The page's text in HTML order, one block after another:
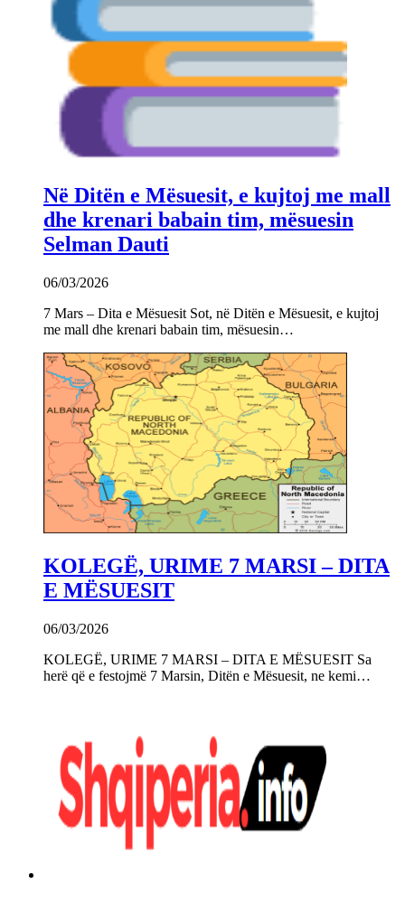
Në Ditën e Mësuesit, e kujtoj me mall
dhe krenari babain tim, mësuesin
Selman Dauti
06/03/2026
7 Mars – Dita e Mësuesit Sot, në Ditën e Mësuesit, e kujtoj
me mall dhe krenari babain tim, mësuesin…
KOLEGË, URIME 7 MARSI – DITA
E MËSUESIT
06/03/2026
KOLEGË, URIME 7 MARSI – DITA E MËSUESIT Sa
herë që e festojmë 7 Marsin, Ditën e Mësuesit, ne kemi…